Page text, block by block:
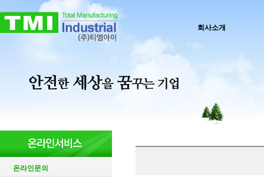
회사소개
온라인문의